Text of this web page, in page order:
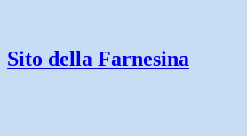
Sito della Farnesina